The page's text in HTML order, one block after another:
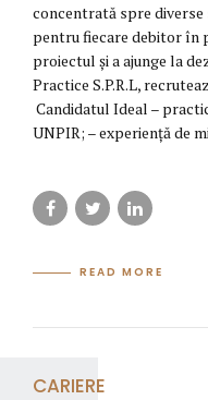
concentrată spre
pentru fiecare debitor în
proiectul şi a ajunge la
Practice S.P.R.L,
Candidatul Ideal –
UNPIR; – experiență de
READ MORE
CARIERE